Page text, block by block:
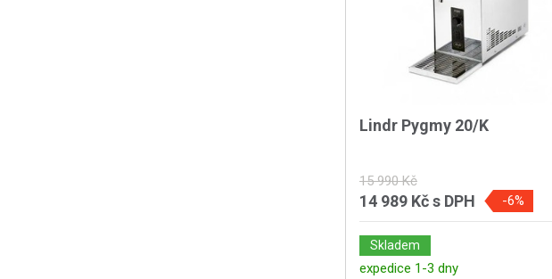
Lindr Pygmy 20/K
15 990 Kč
14 989 Kčs DPH -6%
Skladem
expedice 1-3 dny